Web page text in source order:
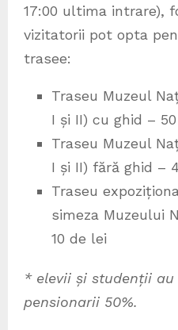
17:00 ultima intrare),
vizitatorii pot opta
trasee:
Traseu Muzeul
I și II) cu ghid –
Traseu Muzeul
I și II) fără ghid –
Traseu
simeza Muzeului
10 de lei
*elevii și studenții au
pensionarii 50%.